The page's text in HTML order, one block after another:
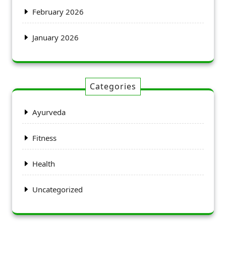
February 2026
January 2026
Categories
Ayurveda
Fitness
Health
Uncategorized